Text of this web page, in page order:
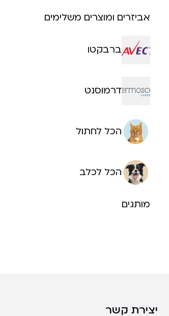
אביזרים ומוצרים משלימים
ברבקטו
דרמוסנט
הכל לחתול
הכל לכלב
מותגים
יצירת קשר